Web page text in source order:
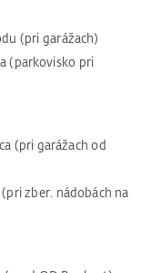
(pri garážach)
(parkovisko pri
(pri garážach od
(pri zber. nádobách na